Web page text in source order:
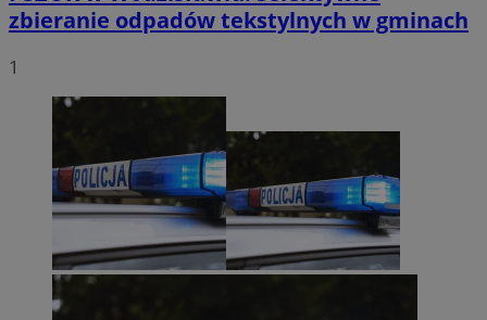
zbieranie odpadów tekstylnych w gminach
1